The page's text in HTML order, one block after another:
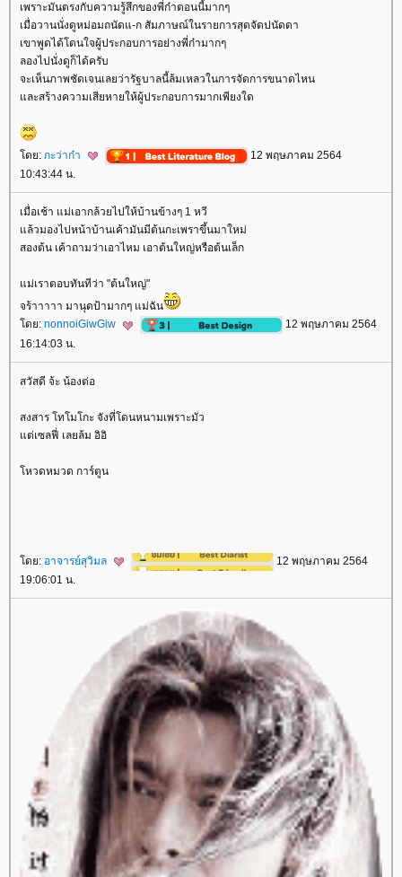
เพราะมันตรงกับความรู้สึกของพี่ก๋าตอนนี้มากๆ
เมื่อวานนั่งดูหม่อมถนัดแ-ก สัมภาษณ์ในรายการสุดจัดปนัดดา
เขาพูดได้โดนใจผู้ประกอบการอย่างพี่ก๋ามากๆ
ลองไปนั่งดูก็ได้ครับ
จะเห็นภาพชัดเจนเลยว่ารัฐบาลนี้ล้มเหลวในการจัดการขนาดไหน
ละสร้างความเสียหายให้ผู้ประกอบการมากเพียงใด
ดย: กะว่าก๋า
12 พฤษภาคม 2564
10:43:44 น.
เมื่อเช้า แม่เอากล้วยไปให้บ้านข้างๆ 1 หวี
ล้วมองไปหน้าบ้านเค้ามันมีต้นกะเพราขึ้นมาใหม่
สองต้น เค้าถามว่าเอาไหม เอาต้นใหญ่หรือต้นเล็ก
ม่เราตอบทันทีว่า "ต้นใหญ่"
จร้าาาาา มานุดป้ามากๆ แม่ฉัน
ดย: nonnoiGiwGiw
12 พฤษภาคม 2564
16:14:03 น.
สวัสดี จ้ะ น้องต่อ
สงสาร โทโมโกะ จังที่โดนหนามเพราะมัว
ต่เซลฟี่ เลยล้ม อิอิ
หวดหมวด การ์ตูน
ดย: อาจารย์สุวิมล
12 พฤษภาคม 2564
19:06:01 น.